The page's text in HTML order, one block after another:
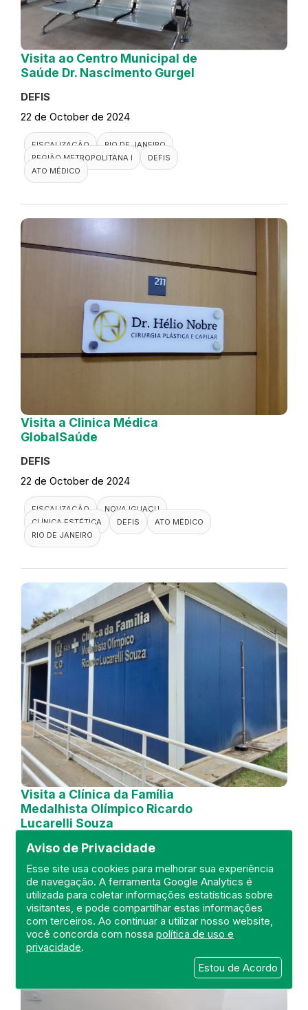
Aviso de Privacidade
Esse site usa cookies para melhorar sua experiência
de navegação. A ferramenta Google Analytics é
utilizada para coletar informações estatísticas sobre
visitantes, e pode compartilhar estas informações
com terceiros. Ao continuar a utilizar nosso website,
você concorda com nossapolítica de uso e
privacidade.
Estou de Acordo
Visita ao Centro Municipal de
Saúde Dr. Nascimento Gurgel
DEFIS
22 de October de 2024
FISCALIZAÇÃO
RIO DE JANEIRO
REGIÃO METROPOLITANA I
DEFIS
ATO MÉDICO
Visita a Clinica Médica
GlobalSaúde
DEFIS
22 de October de 2024
FISCALIZAÇÃO
NOVA IGUAÇU
CLÍNICA ESTÉTICA
DEFIS
ATO MÉDICO
RIO DE JANEIRO
Visita a Clínica da Família
Medalhista Olímpico Ricardo
Lucarelli Souza
DEFIS
21 de October de 2024
FISCALIZAÇÃO
RIO DE JANEIRO
UNIDADE BÁSICA
DEFIS
ATO MÉDICO
REGIÃO METROPOLITANA I.